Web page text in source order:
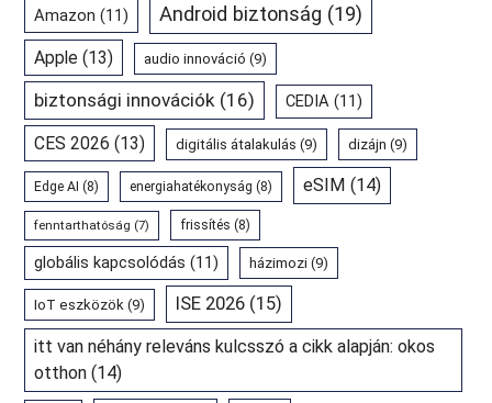
Amazon (11) Android biztonság (19)
Apple (13) audio innováció (9)
biztonsági innovációk (16) CEDIA (11)
CES 2026 (13) digitális átalakulás (9) dizájn (9)
Edge AI (8) energiahatékonyság (8) eSIM (14)
fenntarthatóság (7) frissítés (8)
globális kapcsolódás (11) házimozi (9)
IoT eszközök (9) ISE 2026 (15)
itt van néhány releváns kulcsszó a cikk alapján: okos
otthon (14)